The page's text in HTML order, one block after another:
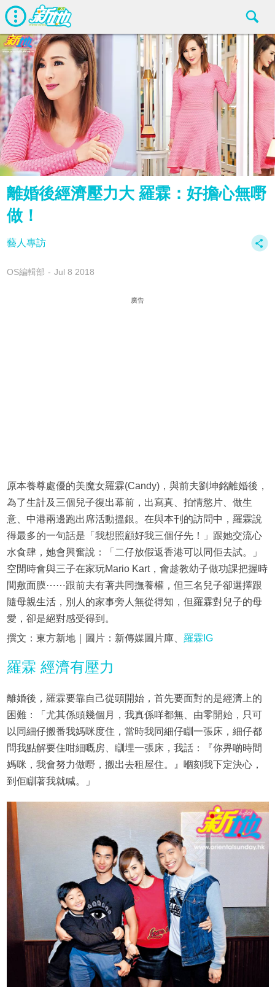
離婚後經濟壓力大 羅霖：好擔心無嘢
做！
藝人專訪
OS編輯部 Jul 8 2018
廣告
原本養尊處優的美魔女羅霖(Candy)，與前夫劉坤銘離婚後，
為了生計及三個兒子復出幕前，出寫真、拍情慾片、做生
意、中港兩邊跑出席活動搵銀。在與本刊的訪問中，羅霖說
得最多的一句話是「我想照顧好我三個仔先！」跟她交流心
水食肆，她會興奮說：「二仔放假返香港可以同佢去試。」
空閒時會與三子在家玩Mario Kart，會趁教幼子做功課把握時
間敷面膜⋯⋯跟前夫有著共同撫養權，但三名兒子卻選擇跟
隨母親生活，別人的家事旁人無從得知，但羅霖對兒子的母
愛，卻是絕對感受得到。
撰文：東方新地｜圖片：新傳媒圖片庫、 羅霖IG
羅霖 經濟有壓力
離婚後，羅霖要靠自己從頭開始，首先要面對的是經濟上的
困難：「尤其係頭幾個月，我真係咩都無、由零開始，只可
以同細仔搬番我媽咪度住，當時我同細仔瞓一張床，細仔都
問我點解要住咁細嘅房、瞓埋一張床，我話：『你畀啲時間
媽咪，我會努力做嘢，搬出去租屋住。』嗰刻我下定決心，
到佢瞓著我就喊。」